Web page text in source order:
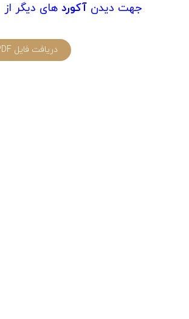
جهت دیدن آکورد های دیگر از
دریافت فایل PDF آکورد